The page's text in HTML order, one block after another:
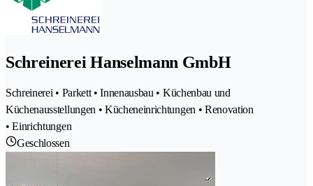
Schreinerei Hanselmann GmbH
Schreinerei • Parkett • Innenausbau • Küchenbau und
Küchenausstellungen • Kücheneinrichtungen • Renovation
• Einrichtungen
Geschlossen